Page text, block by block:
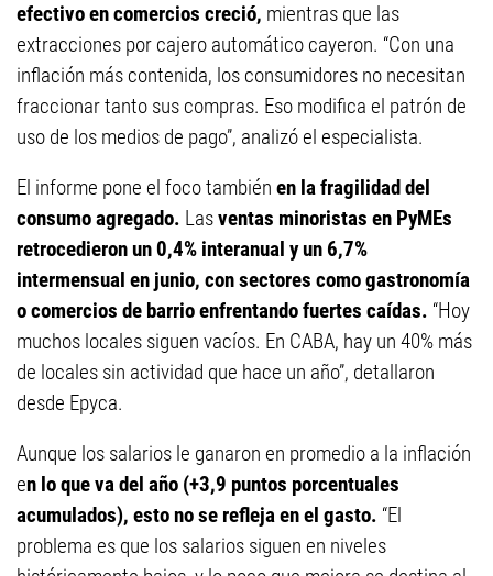
efectivo en comercios creció, mientras que las
extracciones por cajero automático cayeron. “Con una
inflación más contenida, los consumidores no necesitan
fraccionar tanto sus compras. Eso modifica el patrón de
uso de los medios de pago”, analizó el especialista.
El informe pone el foco también en la fragilidad del
consumo agregado. Lasventas minoristas en PyMEs
retrocedieron un 0,4% interanual y un 6,7%
intermensual en junio, con sectores como gastronomía
o comercios de barrio enfrentando fuertes caídas. “Hoy
muchos locales siguen vacíos. En CABA, hay un 40% más
de locales sin actividad que hace un año”, detallaron
desde Epyca.
Aunque los salarios le ganaron en promedio a la inflación
en lo que va del año (+3,9 puntos porcentuales
acumulados), esto no se refleja en el gasto. “El
problema es que los salarios siguen en niveles